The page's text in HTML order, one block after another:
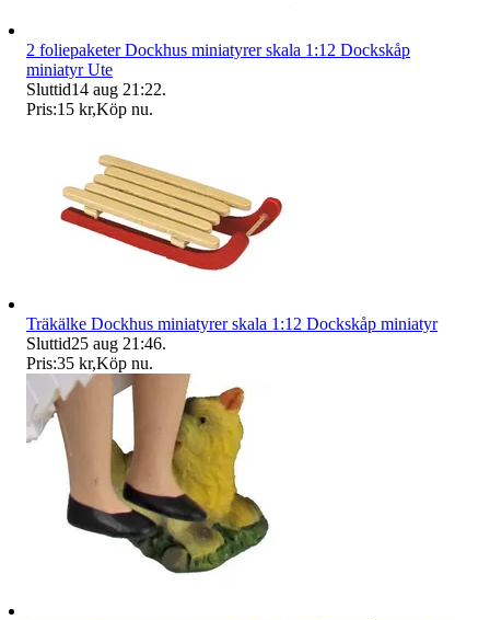
2 foliepaketer Dockhus miniatyrer skala 1:12 Dockskåp
miniatyr Ute
Sluttid14 aug 21:22.
Pris:15 kr,Köp nu.
Träkälke Dockhus miniatyrer skala 1:12 Dockskåp miniatyr
Sluttid25 aug 21:46.
Pris:35 kr,Köp nu.